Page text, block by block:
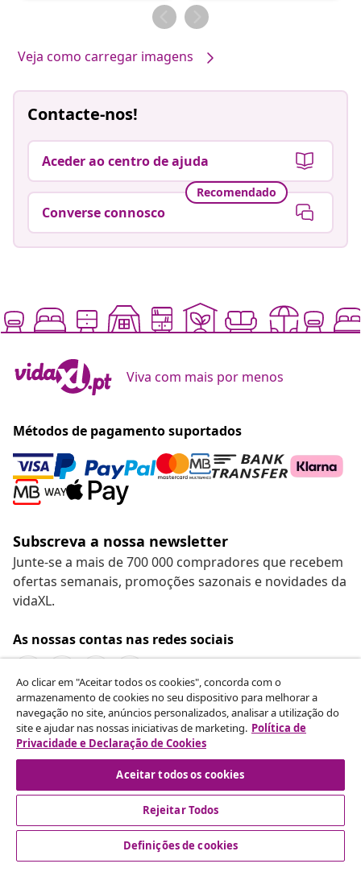
por
Veja como carregar imagens
Contacte-nos!
Aceder ao centro de ajuda
Recomendado
Converse connosco
Viva com mais por menos
Métodos de pagamento suportados
Subscreva a nossa newsletter
Junte-se a mais de 700 000 compradores que recebem
ofertas semanais, promoções sazonais e novidades da
vidaXL.
As nossas contas nas redes sociais
Rescindir o contrato
Envie um pedido de rescisão da sua encomenda.
Rescindir o contrato
Atendimento ao cliente
Ao clicar em "Aceitar todos os cookies", concorda com o
armazenamento de cookies no seu dispositivo para melhorar a
navegação no site, anúncios personalizados, analisar a utilização do
site e ajudar nas nossas iniciativas de marketing. Política de
Privacidade e Declaração de Cookies
Aceitar todos os cookies
Rejeitar Todos
Definições de cookies